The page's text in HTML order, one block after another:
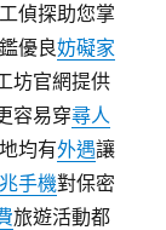
偵探助您掌
優良妨礙家
坊官網提供
容易穿尋人
均有外遇讓
手機對保密
旅遊活動都